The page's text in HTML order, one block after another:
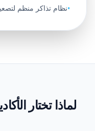
•نظام تذاكر منظم
لماذا تختار